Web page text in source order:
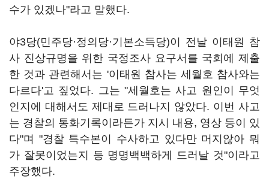
수가 있겠나"라고 말했다.
야3당(민주당·정의당·기본소득당)이 전날 이태원 참
사 진상규명을 위한 국정조사 요구서를 국회에 제출
한 것과 관련해서는 '이태원 참사는 세월호 참사와는
다르다'고 짚었다. 그는 "세월호는 사고 원인이 무엇
인지에 대해서도 제대로 드러나지 않았다. 이번 사고
는 경찰의 통화기록이라든가 지시 내용, 영상 등이 있
다"며 "경찰 특수본이 수사하고 있다만 머지않아 뭐
가 잘못이었는지 등 명명백백하게 드러날 것"이라고
주장했다.